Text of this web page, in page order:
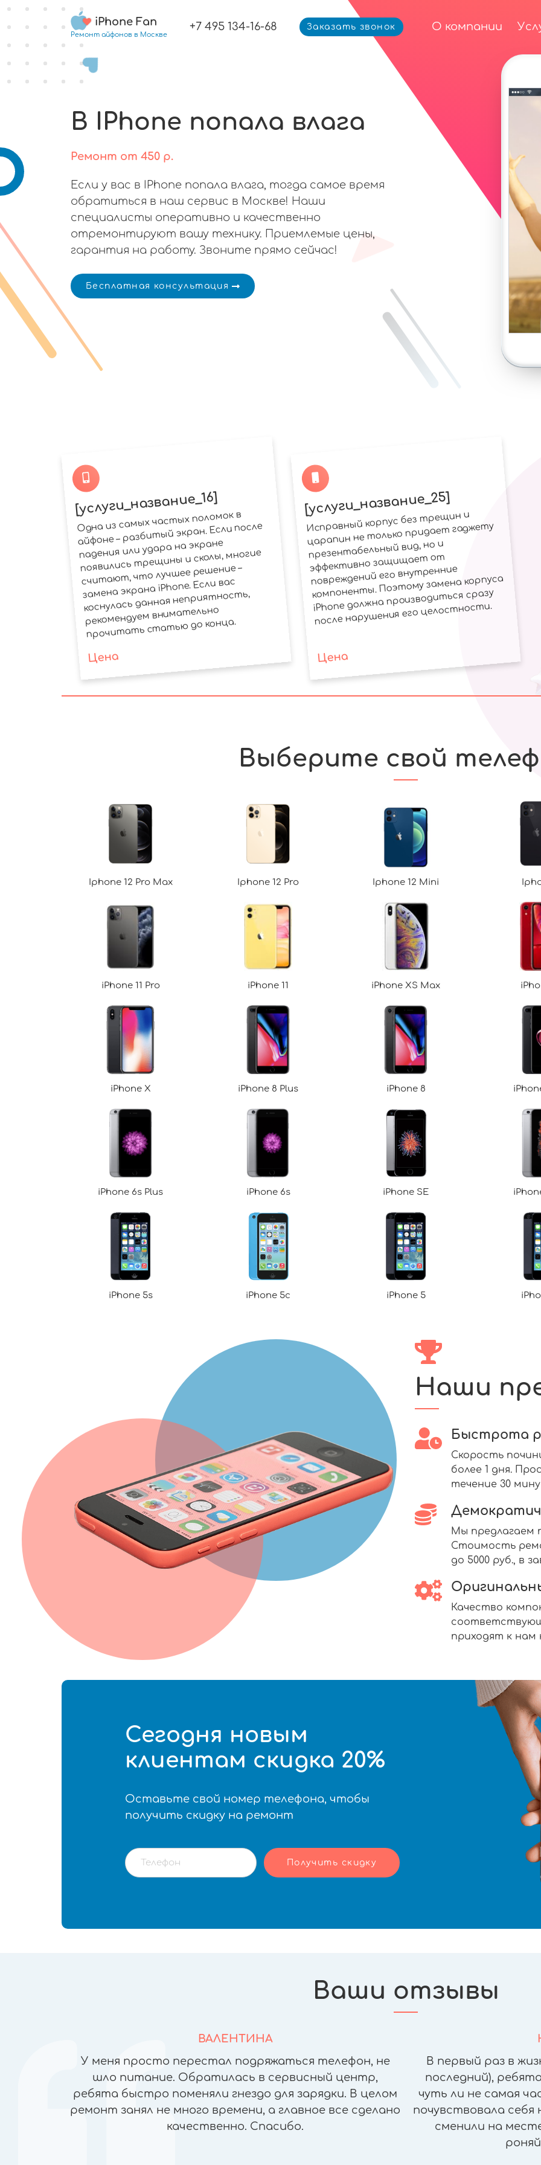
iPhone Fan
Ремонт айфонов в Москве
+7 495 134-16-68 Заказать звонок О компании
В IPhone попала влага
Ремонт от 450 р.
Если у вас в IPhone попала влага, тогда самое время
обратиться в наш сервис в Москве! Наши
специалисты оперативно и качественно
отремонтируют вашу технику. Приемлемые цены,
гарантия на работу. Звоните прямо сейчас!
Бесплатная консультация
[услуги_название_16]
Одна из самых частых поломок в
айфоне – разбитый экран. Если после
падения или удара на экране
появились трещины и сколы, многие
считают, что лучшее решение –
замена экрана iPhone. Если вас
коснулась данная неприятность,
рекомендуем внимательно
прочитать статью до конца.
Цена
[услуги_название_25]
Исправный корпус без трещин и
царапин не только придает гаджету
презентабельный вид, но и
эффективно защищает от
повреждений его внутренние
компоненты. Поэтому замена корпуса
iPhone должна производиться сразу
после нарушения его целостности.
Цена
Выберите свой
Iphone 12 Pro Max Iphone 12 Pro Iphone 12 Mini
iPhone 11 Pro iPhone 11 iPhone XS Max
iPhone X iPhone 8 Plus iPhone 8
iPhone 6s Plus iPhone 6s iPhone SE
iPhone 5s iPhone 5c iPhone 5
Наши
Быстрота
Скорость
более 1 дня.
течение 30
Мы предлагаем
Стоимость
до 5000 руб., в
Качество
приходят к нам
Сегодня новым
клиентам скидка 20%
Оставьте свой номер телефона, чтобы
получить скидку на ремонт
Ваши отзывы
ВАЛЕНТИНА
У меня просто перестал подряжаться телефон, не
шло питание. Обратилась в сервисный центр,
ребята быстро поменяли гнездо для зарядки. В целом
ремонт занял не много времени, а главное все сделано
качественно. Спасибо.
В первый раз в
последний),
чуть ли не самая
почувствовала себя
сменили на